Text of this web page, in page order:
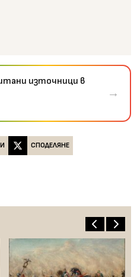
източници в
→
СПОДЕЛЯНЕ